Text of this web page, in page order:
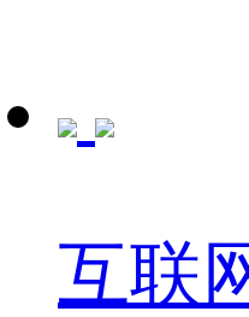
互联